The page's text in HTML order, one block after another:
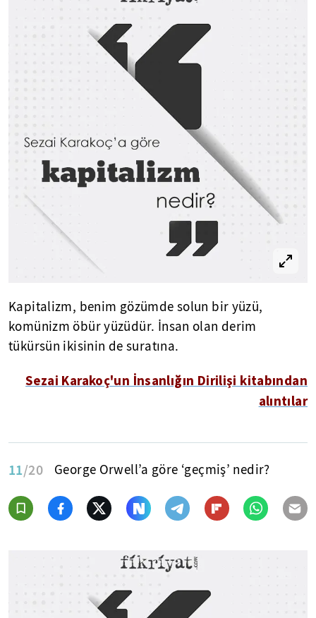
Kapitalizm, benim gözümde solun bir yüzü,
komünizm öbür yüzüdür. İnsan olan derim
tükürsün ikisinin de suratına.
Sezai Karakoç'un İnsanlığın Dirilişi kitabından
alıntılar
11/20 George Orwell’a göre ‘geçmiş’ nedir?